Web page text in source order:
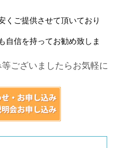
くご提供させて頂いており
自信を持ってお勧め致しま
ございましたらお気軽に